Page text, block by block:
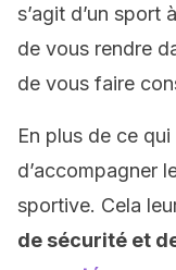
s’agit d’un sport
de vous rendre
de vous faire
En plus de ce
d’accompagner
sportive. Cela
de sécurité et